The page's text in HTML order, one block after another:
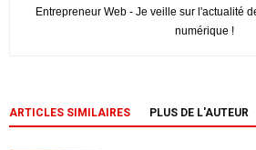
Entrepreneur Web - Je veille sur l'actualité
numérique !
ARTICLES SIMILAIRES PLUS DE L'AUTEUR